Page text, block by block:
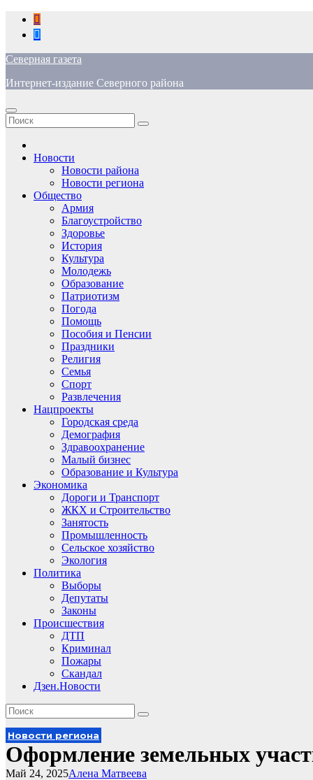
Перейти
содержимому
Северная газета
Интернет-издание Северного района
Новости
Новости района
Новости региона
Общество
Армия
Благоустройство
Здоровье
История
Культура
Молодежь
Образование
Патриотизм
Погода
Помощь
Пособия и Пенсии
Праздники
Религия
Семья
Спорт
Развлечения
Нацпроекты
Городская среда
Демография
Здравоохранение
Малый бизнес
Образование и Культура
Экономика
Дороги и Транспорт
ЖКХ и Строительство
Занятость
Промышленность
Сельское хозяйство
Экология
Политика
Выборы
Депутаты
Законы
Происшествия
ДТП
Криминал
Пожары
Скандал
Дзен.Новости
Новости региона
Оформление земельных
Алена Матвеева
Май 24, 2025